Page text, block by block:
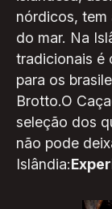
nórdicos, tem
do mar. Na
tradicionais é
para os
Brotto.O
seleção dos
não pode
Islândia: